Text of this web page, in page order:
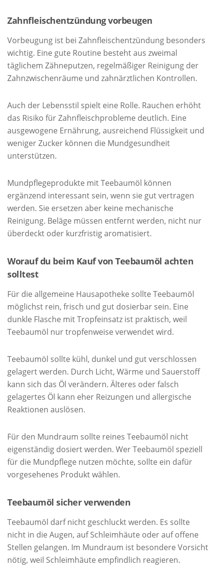
Zahnfleischentzündung vorbeugen
Vorbeugung ist bei Zahnfleischentzündung besonders
wichtig. Eine gute Routine besteht aus zweimal
täglichem Zähneputzen, regelmäßiger Reinigung der
Zahnzwischenräume und zahnärztlichen Kontrollen.
Auch der Lebensstil spielt eine Rolle. Rauchen erhöht
das Risiko für Zahnfleischprobleme deutlich. Eine
ausgewogene Ernährung, ausreichend Flüssigkeit und
weniger Zucker können die Mundgesundheit
unterstützen.
Mundpflegeprodukte mit Teebaumöl können
ergänzend interessant sein, wenn sie gut vertragen
werden. Sie ersetzen aber keine mechanische
Reinigung. Beläge müssen entfernt werden, nicht nur
überdeckt oder kurzfristig aromatisiert.
Worauf du beim Kauf von Teebaumöl achten
solltest
Für die allgemeine Hausapotheke sollte Teebaumöl
möglichst rein, frisch und gut dosierbar sein. Eine
dunkle Flasche mit Tropfeinsatz ist praktisch, weil
Teebaumöl nur tropfenweise verwendet wird.
Teebaumöl sollte kühl, dunkel und gut verschlossen
gelagert werden. Durch Licht, Wärme und Sauerstoff
kann sich das Öl verändern. Älteres oder falsch
gelagertes Öl kann eher Reizungen und allergische
Reaktionen auslösen.
Für den Mundraum sollte reines Teebaumöl nicht
eigenständig dosiert werden. Wer Teebaumöl speziell
für die Mundpflege nutzen möchte, sollte ein dafür
vorgesehenes Produkt wählen.
Teebaumöl sicher verwenden
Teebaumöl darf nicht geschluckt werden. Es sollte
nicht in die Augen, auf Schleimhäute oder auf offene
Stellen gelangen. Im Mundraum ist besondere Vorsicht
nötig, weil Schleimhäute empfindlich reagieren.